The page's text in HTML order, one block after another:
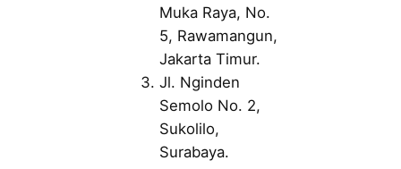
Muka Raya, No.
5, Rawamangun,
Jakarta Timur.
Jl. Nginden
Semolo No. 2,
Sukolilo,
Surabaya.